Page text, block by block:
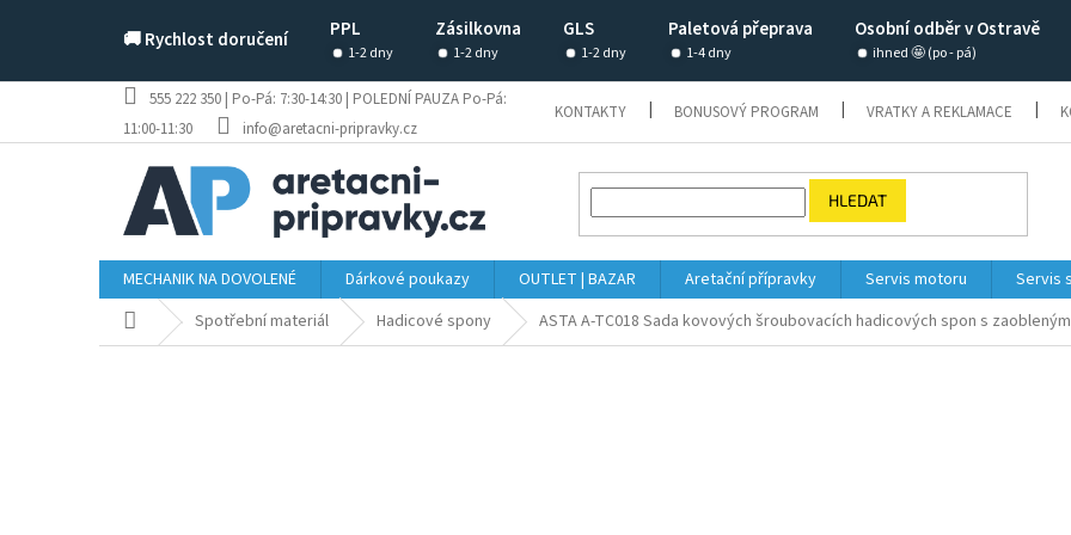
🚚 Rychlost doručení PPL Zásilkovna GLS Paletová přeprava Osobní odběr v Ostravě
1-2 dny 1-2 dny 1-2 dny 1-4 dny ihned 🤩 (po - pá)
555 222 350 | Po-Pá: 7:30-14:30 | POLEDNÍ PAUZA Po-Pá:
11:00-11:30
info@aretacni-pripravky.cz
KONTAKTY BONUSOVÝ PROGRAM VRATKY A REKLAMACE
HLEDAT
MECHANIK NA DOVOLENÉ Dárkové poukazy OUTLET | BAZAR Aretační přípravky Servis motoru Servis
Domů Spotřební materiál Hadicové spony ASTA A-TC018 Sada kovových šroubovacích hadicových spon s